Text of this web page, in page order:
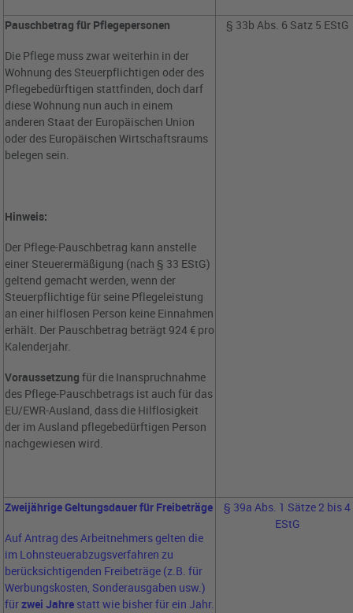
Pauschbetrag für Pflegepersonen
Die Pflege muss zwar weiterhin in der
Wohnung des Steuerpflichtigen oder des
Pflegebedürftigen stattfinden, doch darf
diese Wohnung nun auch in einem
anderen Staat der Europäischen Union
oder des Europäischen Wirtschaftsraums
belegen sein.
Hinweis:
Der Pflege-Pauschbetrag kann anstelle
einer Steuerermäßigung (nach § 33 EStG)
geltend gemacht werden, wenn der
Steuerpflichtige für seine Pflegeleistung
an einer hilflosen Person keine Einnahmen
erhält. Der Pauschbetrag beträgt 924 € pro
Kalenderjahr.
Voraussetzung für die Inanspruchnahme
des Pflege-Pauschbetrags ist auch für das
EU/EWR-Ausland, dass die Hilflosigkeit
der im Ausland pflegebedürftigen Person
nachgewiesen wird.
§ 33b Abs. 6 Satz 5 EStG
Zweijährige Geltungsdauer für Freibeträge
Auf Antrag des Arbeitnehmers gelten die
im Lohnsteuerabzugsverfahren zu
berücksichtigenden Freibeträge (z.B. für
Werbungskosten, Sonderausgaben usw.)
fürzwei Jahre statt wie bisher für ein Jahr.
§ 39a Abs. 1 Sätze 2 bis 4
EStG